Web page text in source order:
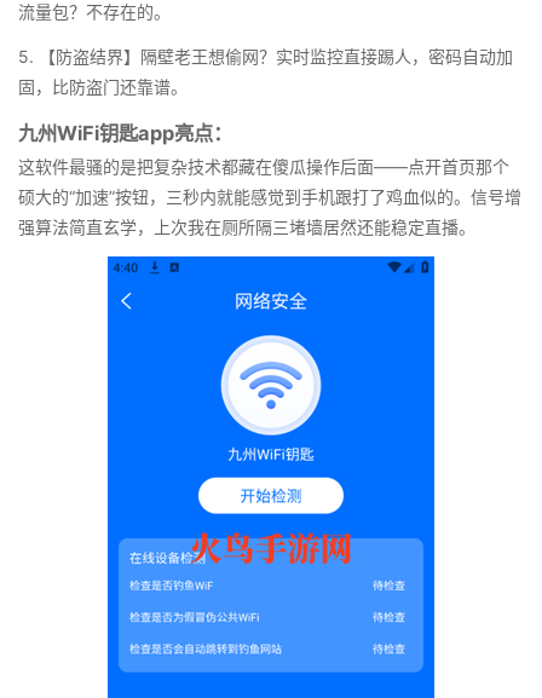
流量包？不存在的。
5. 【防盗结界】隔壁老王想偷网？实时监控直接踢人，密码自动加
固，比防盗门还靠谱。
九州WiFi钥匙app亮点：
这软件最骚的是把复杂技术都藏在傻瓜操作后面——点开首页那个
硕大的“加速”按钮，三秒内就能感觉到手机跟打了鸡血似的。信号增
强算法简直玄学，上次我在厕所隔三堵墙居然还能稳定直播。